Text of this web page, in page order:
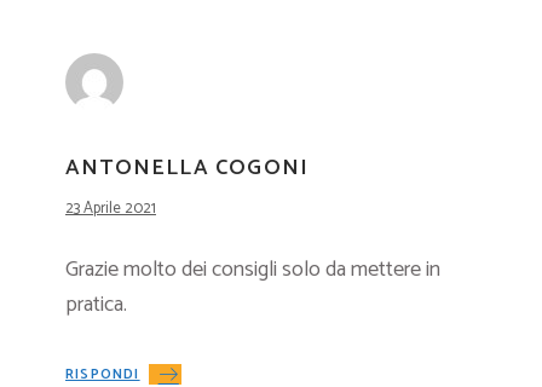
ANTONELLA COGONI
23 Aprile 2021
Grazie molto dei consigli solo da mettere in
pratica.
RISPONDI